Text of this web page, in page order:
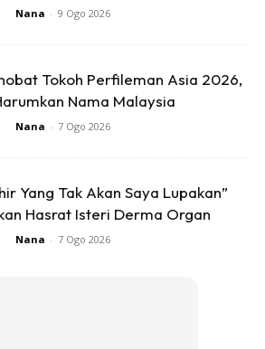
Nana - 9 Ogo 2026
Tokoh Perfileman Asia 2026,
Nama Malaysia
Nana - 7 Ogo 2026
Yang Tak Akan Saya Lupakan”
Hasrat Isteri Derma Organ
Nana - 7 Ogo 2026